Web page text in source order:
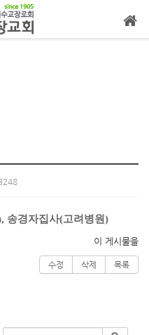
송경자집사(고려병원)
이 게시물을
수정 삭제 목록